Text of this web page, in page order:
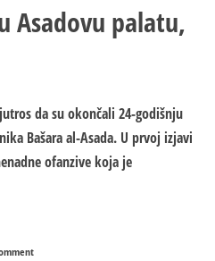
Asadovu palatu,
da su okončali 24-godišnju
Bašara al-Asada. U prvoj izjavi
ofanzive koja je
on